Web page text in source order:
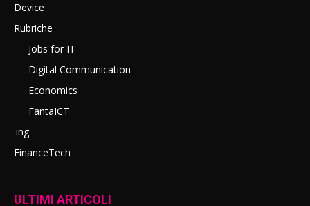
Device
Rubriche
Jobs for IT
Digital Communication
Economics
FantaICT
.ing
FinanceTech
ULTIMI ARTICOLI